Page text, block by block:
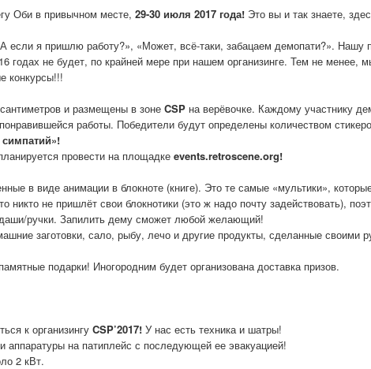
Оби в привычном месте, 29-30 июля 2017 года! Это вы и так знаете,
если я пришлю работу?», «Может, всё-таки, забацаем демопати?». Нашу
годах не будет, по крайней мере при нашем организинге. Тем не менее,
конкурсы!!!
и размещены в зоне CSP на верёвочке. Каждому участнику
работы. Победители будут определены количеством
симпатий»!
провести на площадке events.retroscene.org!
в виде анимации в блокноте (книге). Это те самые «мультики»,
никто не пришлёт свои блокнотики (это ж надо почту задействовать),
ручки. Запилить дему сможет любой желающий!
заготовки, сало, рыбу, лечо и другие продукты, сделанные своими
подарки! Иногородним будет организована доставка призов.
к организингу CSP’2017! У нас есть техника и шатры!
аппаратуры на патиплейс с последующей ее эвакуацией!
2 кВт.